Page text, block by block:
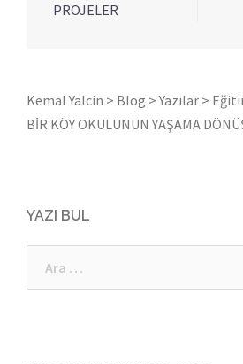
PROJELER
Kemal Yalcin > Blog >Yazılar >
BİR KÖY OKULUNUN YAŞAMA
YAZI BUL